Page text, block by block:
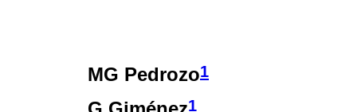
MG Pedrozo1
1